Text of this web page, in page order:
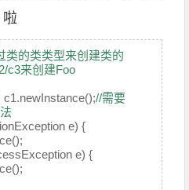
啦
类的类类型来创建类的
c3来创建Foo
//需要
e) {
e) {